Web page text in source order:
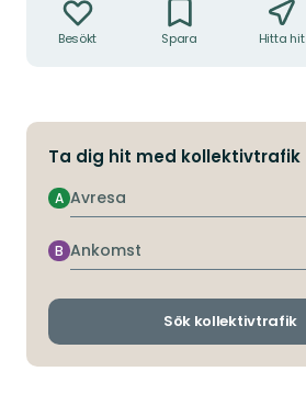
Besökt Spara Hitta hit
Ta dig hit med kollektivtrafik
Avresa
A
Ankomst
B
Sök kollektivtrafik